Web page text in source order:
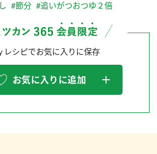
#節分 #追いがつおつゆ２倍
レシピでお気に入りに保存
お気に入りに追加